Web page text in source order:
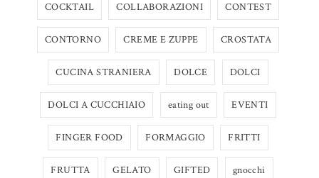
COCKTAIL COLLABORAZIONI CONTEST
CONTORNO CREME E ZUPPE CROSTATA
CUCINA STRANIERA DOLCE DOLCI
DOLCI A CUCCHIAIO eating out EVENTI
FINGER FOOD FORMAGGIO FRITTI
FRUTTA GELATO GIFTED gnocchi